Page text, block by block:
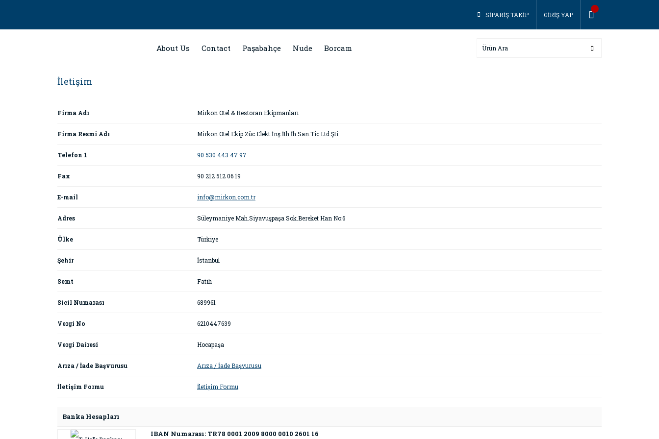
SİPARİŞ TAKİP GİRİŞ YAP
About Us Contact Paşabahçe Nude Borcam
İletişim
Firma Adı Mirkon Otel & Restoran Ekipmanları
Firma Resmi Adı Mirkon Otel Ekip.Züc.Elekt.İnş.İth.İh.San.Tic.Ltd.Şti.
Telefon 1 90 530 443 47 97
Fax 90 212 512 06 19
E-mail info@mirkon.com.tr
Adres Süleymaniye Mah.Siyavuşpaşa Sok.Bereket Han No:6
Ülke Türkiye
Şehir İstanbul
Semt Fatih
Sicil Numarası 689961
Vergi No 6210447639
Vergi Dairesi Hocapaşa
Arıza / İade Başvurusu Arıza / İade Başvurusu
İletişim Formu İletişim Formu
Banka Hesapları
IBAN Numarası: TR78 0001 2009 8000 0010 2601 16